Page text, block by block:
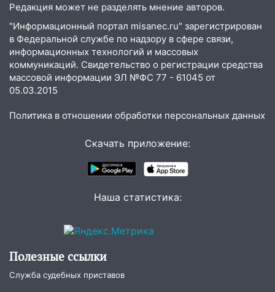
13:59
В Новом городе ураганным
ветром сорвало опалубку со
строящегося дома
13:54 В мэрии Ульяновска рассказали,
как устраняют последствия мощного
шторма
13:49
Стихия продолжает крушить
Ульяновск: дерево рухнуло на дом на
Орджоникидзе
На Нижней Террасе мощным
ветром вырвало дерево с корнем
Сильный ветер сорвал крышу с
Непогода продолжает бить по
сошёл с рельсов
13:22 Упавшие деревья перекрыли
Редакция может не разделять мнение авторов.
"Информационный портал misanec.ru" зарегистрирован
в Федеральной службе по надзору в сфере связи,
информационных технологий и массовых
коммуникаций. Свидетельство о регистрации средства
массовой информации ЭЛ №ФС 77 - 61045 от
05.03.2015
Политика в отношении обработки персональных данных
Скачать приложение:
Наша статистика:
Полезные ссылки
Служба судебных приставов